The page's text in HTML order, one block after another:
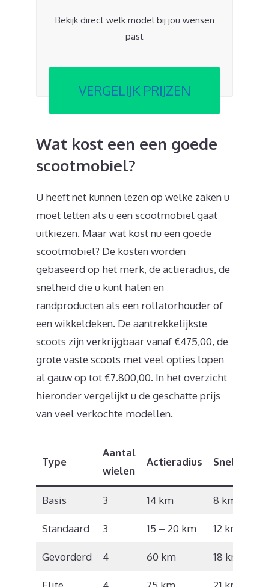
Bekijk direct welk model bij jou wensen
past
VERGELIJK PRIJZEN
Wat kost een een goede
scootmobiel?
U heeft net kunnen lezen op welke zaken u
moet letten als u een scootmobiel gaat
uitkiezen. Maar wat kost nu een goede
scootmobiel? De kosten worden
gebaseerd op het merk, de actieradius, de
snelheid die u kunt halen en
randproducten als een rollatorhouder of
een wikkeldeken. De aantrekkelijkste
scoots zijn verkrijgbaar vanaf €475,00, de
grote vaste scoots met veel opties lopen
al gauw op tot €7.800,00. In het overzicht
hieronder vergelijkt u de geschatte prijs
van veel verkochte modellen.
Type
Aantal
wielen
Actieradius Snelheid
Basis 3 14 km 8 km/u
Standaard 3 15 – 20 km 12 km/u
Gevorderd 4 60 km 18 km/u